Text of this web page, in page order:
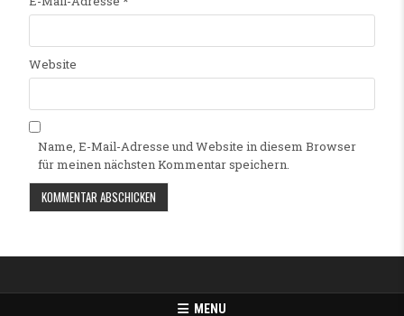
Website
Name, E-Mail-Adresse und Website in diesem Browser
für meinen nächsten Kommentar speichern.
MENU